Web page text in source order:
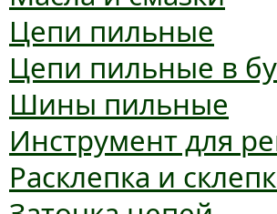
Цепи пильные
Цепи пильные в
Шины пильные
Инструмент для
Расклепка и